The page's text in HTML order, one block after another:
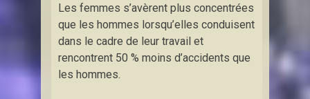
Les femmes s’avèrent plus concentrées
que les hommes lorsqu’elles conduisent
dans le cadre de leur travail et
rencontrent 50 % moins d’accidents que
les hommes.